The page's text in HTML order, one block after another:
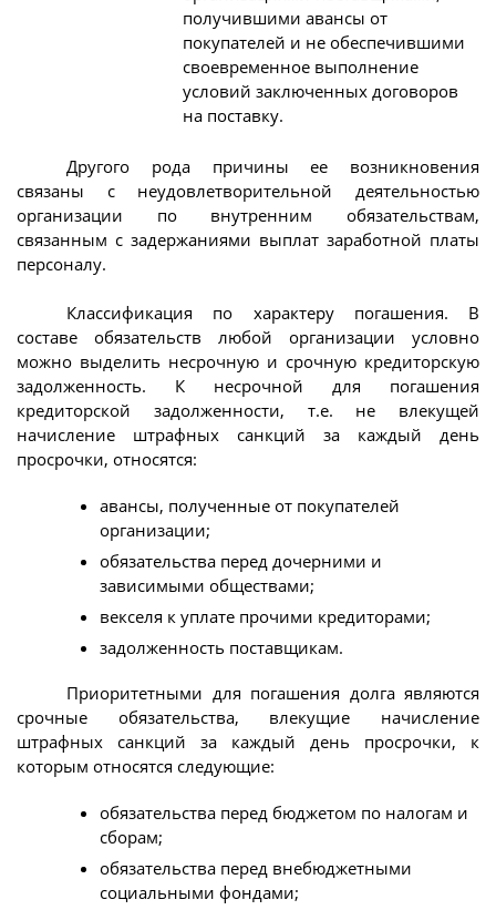
получившими авансы от
покупателей и не обеспечившими
своевременное выполнение
условий заключенных договоров
на поставку.
Другого рода причины ее возникновения
связаны с неудовлетворительной деятельностью
организации по внутренним обязательствам,
связанным с задержаниями выплат заработной платы
персоналу.
Классификация по характеру погашения. В
составе обязательств любой организации условно
можно выделить несрочную и срочную кредиторскую
задолженность. К несрочной для погашения
кредиторской задолженности, т.е. не влекущей
начисление штрафных санкций за каждый день
просрочки, относятся:
авансы, полученные от покупателей
организации;
обязательства перед дочерними и
зависимыми обществами;
векселя к уплате прочими кредиторами;
задолженность поставщикам.
Приоритетными для погашения долга являются
срочные обязательства, влекущие начисление
штрафных санкций за каждый день просрочки, к
которым относятся следующие:
обязательства перед бюджетом по налогам и
сборам;
обязательства перед внебюджетными
социальными фондами;